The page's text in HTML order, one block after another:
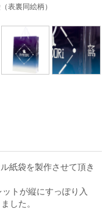
表裏同絵柄）
紙袋を製作させて頂き
トが縦にすっぽり入
した。